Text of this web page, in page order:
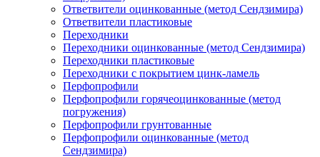
Ответвители оцинкованные (метод Сендзимира)
Ответвители пластиковые
Переходники
Переходники оцинкованные (метод Сендзимира)
Переходники пластиковые
Переходники с покрытием цинк-ламель
Перфопрофили
Перфопрофили горячеоцинкованные (метод
погружения)
Перфопрофили грунтованные
Перфопрофили оцинкованные (метод
Сендзимира)